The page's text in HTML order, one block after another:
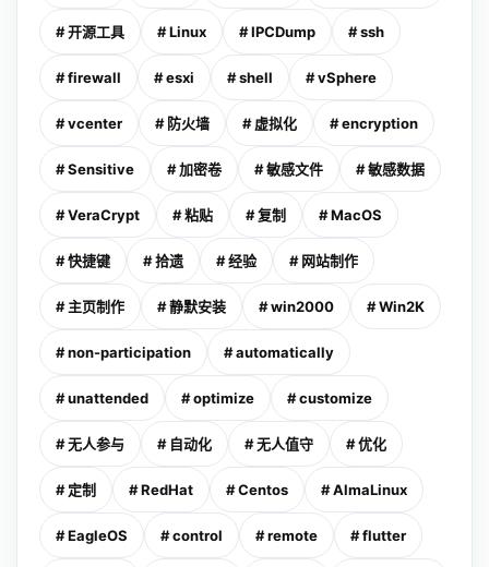
# 开源工具 # Linux # IPCDump # ssh
# firewall # esxi # shell # vSphere
# vcenter # 防火墙 # 虚拟化 # encryption
# Sensitive # 加密卷 # 敏感文件 # 敏感数据
# VeraCrypt # 粘贴 # 复制 # MacOS
# 快捷键 # 拾遗 # 经验 # 网站制作
# 主页制作 # 静默安装 # win2000 # Win2K
# non-participation # automatically
# unattended # optimize # customize
# 无人参与 # 自动化 # 无人值守 # 优化
# 定制 # RedHat # Centos # AlmaLinux
# EagleOS # control # remote # flutter